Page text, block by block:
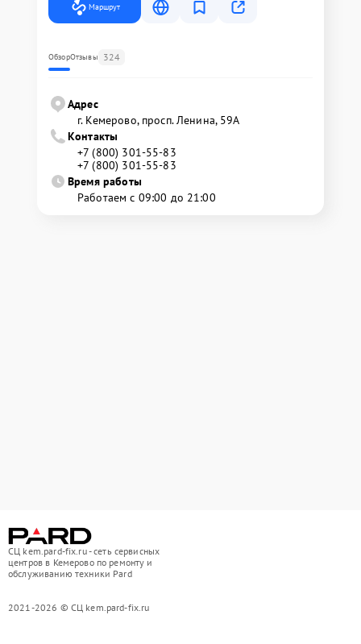
Маршрут
ОбзорОтзывы 324
Адрес
г. Кемерово, просп. Ленина, 59А
Контакты
+7 (800) 301-55-83
+7 (800) 301-55-83
Время работы
Работаем с 09:00 до 21:00
СЦ kem.pard-fix.ru - сеть сервисных
центров в Кемерово по ремонту и
обслуживанию техники Pard
2021-2026 © СЦ kem.pard-fix.ru